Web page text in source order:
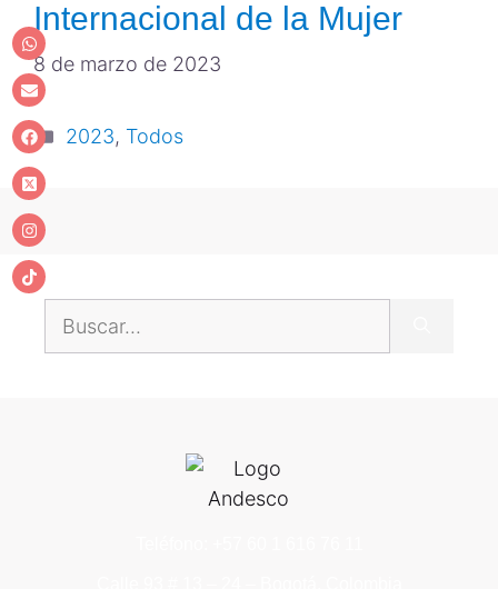
Internacional de la Mujer
8 de marzo de 2023
2023, Todos